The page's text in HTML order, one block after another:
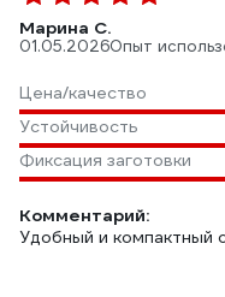
Марина С.
01.05.2026Опыт
Цена/качество
Устойчивость
Фиксация заготовки
Комментарий:
Удобный и компактный